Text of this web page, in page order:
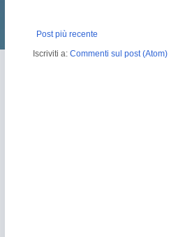
Post più recente
Iscriviti a: Commenti sul post (Atom)